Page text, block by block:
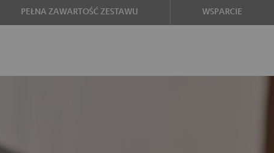
Black
PEŁNA ZAWARTOŚĆ ZESTAWU WSPARCIE